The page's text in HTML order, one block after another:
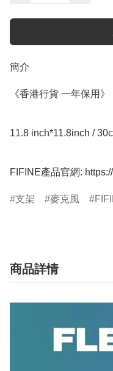
簡介
《香港行貨 一年保用》
11.8 inch*11.8inch /
FIFINE產品官網:
支架 麥克風
商品詳情